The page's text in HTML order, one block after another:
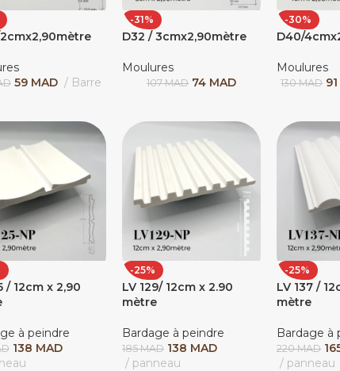
59 MAD Barre
-31%
D32 / 3cmx2,90mètre
Moulures
107MAD 74 MAD
-30%
D40/
Moulures
130MAD 91
/ 12cm x 2,90
à peindre
138 MAD
-25%
LV 129/ 12cm x 2.90
mètre
Bardage à peindre
185MAD 138 MAD
panneau
-25%
LV 137 /
mètre
Bardage à
220MAD
panneau